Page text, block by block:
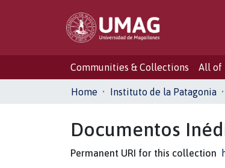
Communities & Collections All of
Home Instituto de la Patagonia
Documentos
Permanent URI for this collection